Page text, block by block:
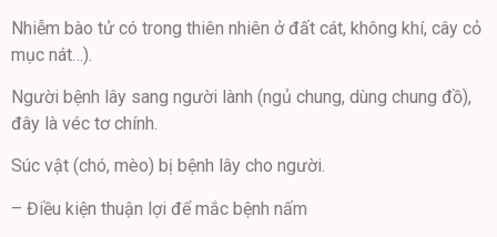
Nhiễm bào tử có trong thiên nhiên ở đất cát, không khí, cây cỏ
mục nát…).
Người bệnh lây sang người lành (ngủ chung, dùng chung đồ),
đây là véc tơ chính.
Súc vật (chó, mèo) bị bệnh lây cho người.
– Điều kiện thuận lợi để mắc bệnh nấm